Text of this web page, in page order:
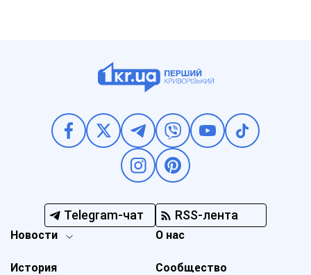
Telegram-чат RSS-лента
Новости
История
О нас
Сообщество